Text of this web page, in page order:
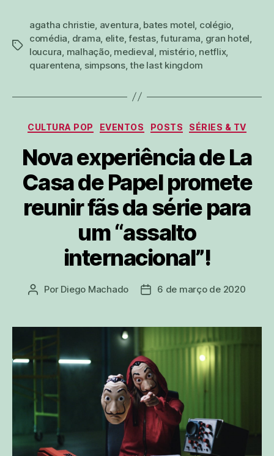
tags
agatha christie aventura bates motel colégio
comédia drama elite,festas,futurama gran hotel
loucura malhação, medieval mistério, netflix,
quarentena simpsons,the last kingdom
Categorias
CULTURA POP EVENTOS POSTS SÉRIES & TV
Nova experiência de La
Casa de Papel promete
reunir fãs da série para
um “assalto
internacional”!
Autor
Por Diego Machado
Data6 de março de 2020